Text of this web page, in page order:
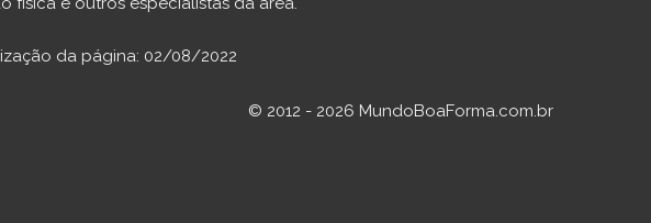
da página: 02/08/2022
© 2012 - 2026 MundoBoaForma.com.br